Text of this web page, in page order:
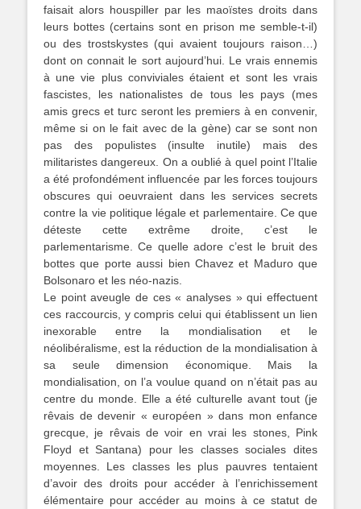
faisait alors houspiller par les maoïstes droits dans
leurs bottes (certains sont en prison me semble-t-il)
ou des trostskystes (qui avaient toujours raison…)
dont on connait le sort aujourd’hui. Le vrais ennemis
à une vie plus conviviales étaient et sont les vrais
fascistes, les nationalistes de tous les pays (mes
amis grecs et turc seront les premiers à en convenir,
même si on le fait avec de la gène) car se sont non
pas des populistes (insulte inutile) mais des
militaristes dangereux. On a oublié à quel point l’Italie
a été profondément influencée par les forces toujours
obscures qui oeuvraient dans les services secrets
contre la vie politique légale et parlementaire. Ce que
déteste cette extrême droite, c’est le
parlementarisme. Ce quelle adore c’est le bruit des
bottes que porte aussi bien Chavez et Maduro que
Bolsonaro et les néo-nazis.
Le point aveugle de ces « analyses » qui effectuent
ces raccourcis, y compris celui qui établissent un lien
inexorable entre la mondialisation et le
néolibéralisme, est la réduction de la mondialisation à
sa seule dimension économique. Mais la
mondialisation, on l’a voulue quand on n’était pas au
centre du monde. Elle a été culturelle avant tout (je
rêvais de devenir « européen » dans mon enfance
grecque, je rêvais de voir en vrai les stones, Pink
Floyd et Santana) pour les classes sociales dites
moyennes. Les classes les plus pauvres tentaient
d’avoir des droits pour accéder à l’enrichissement
élémentaire pour accéder au moins à ce statut de